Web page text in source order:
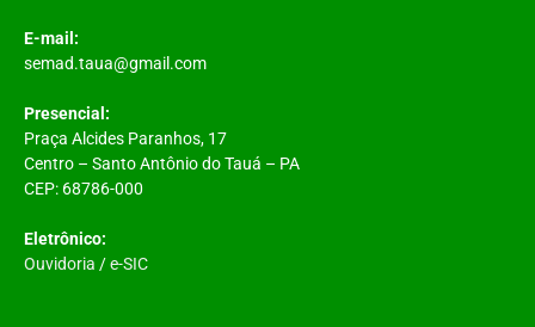
E-mail:
semad.taua@gmail.com
Presencial:
Praça Alcides Paranhos, 17
Centro – Santo Antônio do Tauá – PA
CEP: 68786-000
Eletrônico:
Ouvidoria /e-SIC